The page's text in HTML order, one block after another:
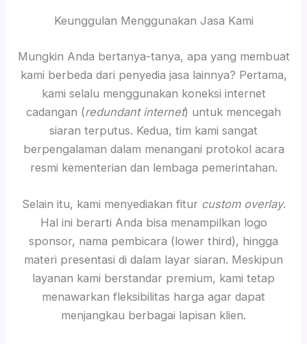
Keunggulan Menggunakan Jasa Kami
Mungkin Anda bertanya-tanya, apa yang membuat
kami berbeda dari penyedia jasa lainnya? Pertama,
kami selalu menggunakan koneksi internet
cadangan (redundant internet) untuk mencegah
siaran terputus. Kedua, tim kami sangat
berpengalaman dalam menangani protokol acara
resmi kementerian dan lembaga pemerintahan.
Selain itu, kami menyediakan fitur custom overlay.
Hal ini berarti Anda bisa menampilkan logo
sponsor, nama pembicara (lower third), hingga
materi presentasi di dalam layar siaran. Meskipun
layanan kami berstandar premium, kami tetap
menawarkan fleksibilitas harga agar dapat
menjangkau berbagai lapisan klien.